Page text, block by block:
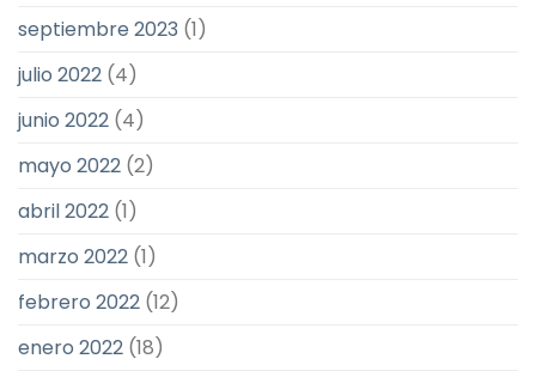
septiembre 2023 (1)
julio 2022 (4)
junio 2022 (4)
mayo 2022 (2)
abril 2022 (1)
marzo 2022 (1)
febrero 2022 (12)
enero 2022 (18)